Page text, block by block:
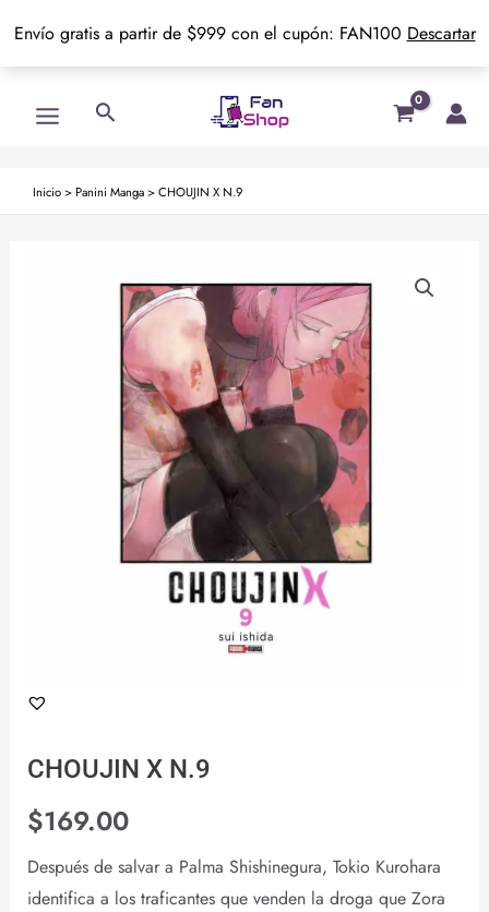
Envío gratis a partir de $999 con el cupón: FAN100 Descartar
Menu
Buscar
Inicio> Panini Manga>CHOUJIN X N.9
CHOUJIN X N.9
$169.00
Después de salvar a Palma Shishinegura, Tokio Kurohara
identifica a los traficantes que venden la droga que Zora